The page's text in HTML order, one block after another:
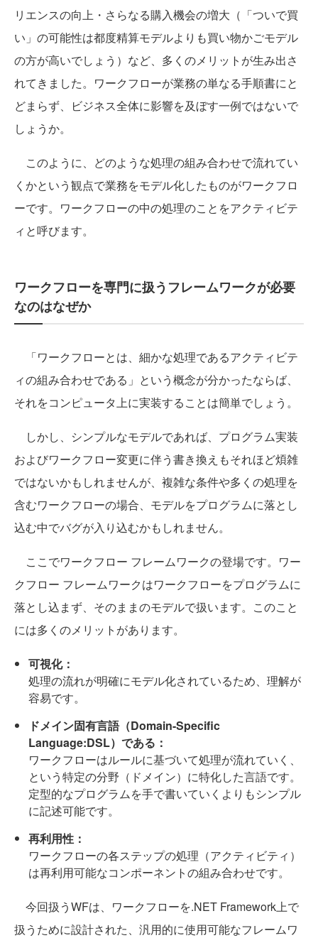
リエンスの向上・さらなる購入機会の増大（「ついで買
い」の可能性は都度精算モデルよりも買い物かごモデル
の方が高いでしょう）など、多くのメリットが生み出さ
れてきました。ワークフローが業務の単なる手順書にと
どまらず、ビジネス全体に影響を及ぼす一例ではないで
しょうか。
このように、どのような処理の組み合わせで流れてい
くかという観点で業務をモデル化したものがワークフロ
ーです。ワークフローの中の処理のことをアクティビテ
ィと呼びます。
ワークフローを専門に扱うフレームワークが必要
なのはなぜか
「ワークフローとは、細かな処理であるアクティビテ
ィの組み合わせである」という概念が分かったならば、
それをコンピュータ上に実装することは簡単でしょう。
しかし、シンプルなモデルであれば、プログラム実装
およびワークフロー変更に伴う書き換えもそれほど煩雑
ではないかもしれませんが、複雑な条件や多くの処理を
含むワークフローの場合、モデルをプログラムに落とし
込む中でバグが入り込むかもしれません。
ここでワークフロー フレームワークの登場です。ワー
クフロー フレームワークはワークフローをプログラムに
落とし込まず、そのままのモデルで扱います。このこと
には多くのメリットがあります。
可視化：
処理の流れが明確にモデル化されているため、理解が
容易です。
ドメイン固有言語（Domain-Specific
Language:DSL）である：
ワークフローはルールに基づいて処理が流れていく、
という特定の分野（ドメイン）に特化した言語です。
定型的なプログラムを手で書いていくよりもシンプル
に記述可能です。
再利用性：
ワークフローの各ステップの処理（アクティビティ）
は再利用可能なコンポーネントの組み合わせです。
今回扱うWFは、ワークフローを.NET Framework上で
扱うために設計された、汎用的に使用可能なフレームワ